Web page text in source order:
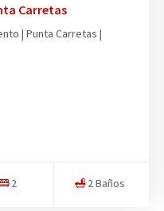
Carretas
| Punta Carretas |
2 2 Baños